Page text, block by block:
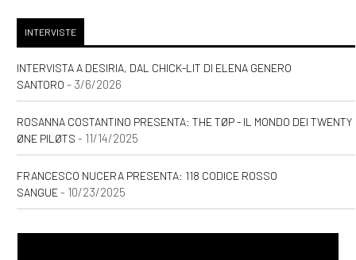
Sara Rattaro: incipit
Marzo 2021
[08]Zucchero filato, di
Valentina Pelliccia: incipit
Settembre 2020
INTERVISTE
INTERVISTA A DESIRIA, DAL CHICK-LIT DI ELENA GENERO
SANTORO - 3/6/2026
ROSANNA COSTANTINO PRESENTA: THE TØP - IL MONDO DEI TWENTY
ØNE PILØTS - 11/14/2025
FRANCESCO NUCERA PRESENTA: 118 CODICE ROSSO
SANGUE- 10/23/2025